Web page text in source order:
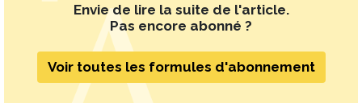
Envie de lire la suite de l'article.
Pas encore abonné ?
Voir toutes les formules d'abonnement